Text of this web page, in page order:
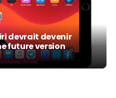
devrait devenir
future version